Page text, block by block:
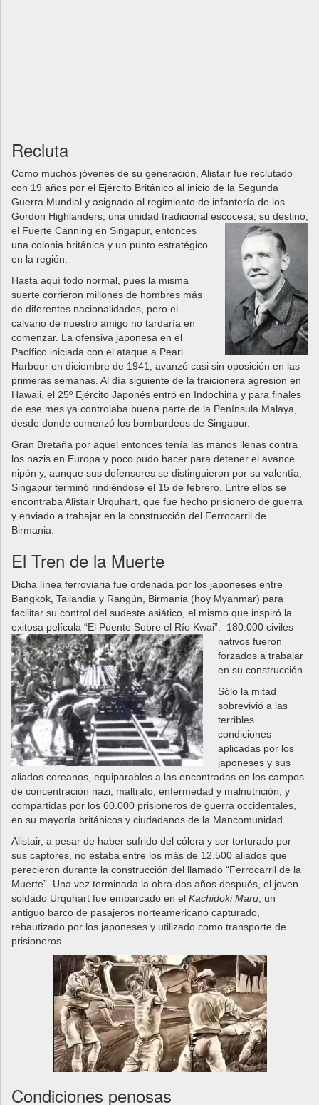
Recluta
Como muchos jóvenes de su generación, Alistair fue reclutado
con 19 años por el Ejército Británico al inicio de la Segunda
Guerra Mundial y asignado al regimiento de infantería de los
Gordon Highlanders, una unidad tradicional escocesa, su destino,
el Fuerte Canning en Singapur, entonces
una colonia británica y un punto estratégico
en la región.
Hasta aquí todo normal, pues la misma
suerte corrieron millones de hombres más
de diferentes nacionalidades, pero el
calvario de nuestro amigo no tardaría en
comenzar. La ofensiva japonesa en el
Pacífico iniciada con el ataque a Pearl
Harbour en diciembre de 1941, avanzó casi sin oposición en las
primeras semanas. Al día siguiente de la traicionera agresión en
Hawaii, el 25º Ejército Japonés entró en Indochina y para finales
de ese mes ya controlaba buena parte de la Península Malaya,
desde donde comenzó los bombardeos de Singapur.
Gran Bretaña por aquel entonces tenía las manos llenas contra
los nazis en Europa y poco pudo hacer para detener el avance
nipón y, aunque sus defensores se distinguieron por su valentía,
Singapur terminó rindiéndose el 15 de febrero. Entre ellos se
encontraba Alistair Urquhart, que fue hecho prisionero de guerra
y enviado a trabajar en la construcción del Ferrocarril de
Birmania.
El Tren de la Muerte
Dicha línea ferroviaria fue ordenada por los japoneses entre
Bangkok, Tailandia y Rangún, Birmania (hoy Myanmar) para
facilitar su control del sudeste asiático, el mismo que inspiró la
exitosa película “El Puente Sobre el Río Kwai”. 180.000 civiles
nativos fueron
forzados a trabajar
en su construcción.
Sólo la mitad
sobrevivió a las
terribles
condiciones
aplicadas por los
japoneses y sus
aliados coreanos, equiparables a las encontradas en los campos
de concentración nazi, maltrato, enfermedad y malnutrición, y
compartidas por los 60.000 prisioneros de guerra occidentales,
en su mayoría británicos y ciudadanos de la Mancomunidad.
Alistair, a pesar de haber sufrido del cólera y ser torturado por
sus captores, no estaba entre los más de 12.500 aliados que
perecieron durante la construcción del llamado “Ferrocarril de la
Muerte”. Una vez terminada la obra dos años después, el joven
soldado Urquhart fue embarcado en el Kachidoki Maru , un
antiguo barco de pasajeros norteamericano capturado,
rebautizado por los japoneses y utilizado como transporte de
prisioneros.
Condiciones penosas